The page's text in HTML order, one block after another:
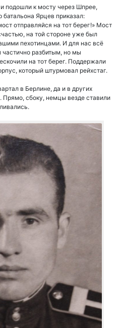
подошли к мосту через Шпрее,
батальона Ярцев приказал:
отправляйся на тот берег!» Мост
на той стороне уже был
пехотинцами. И для нас всё
разбитым, но мы
на тот берег. Поддержали
который штурмовал рейхстаг.
в Берлине, да и в других
Прямо, сбоку, немцы везде ставили